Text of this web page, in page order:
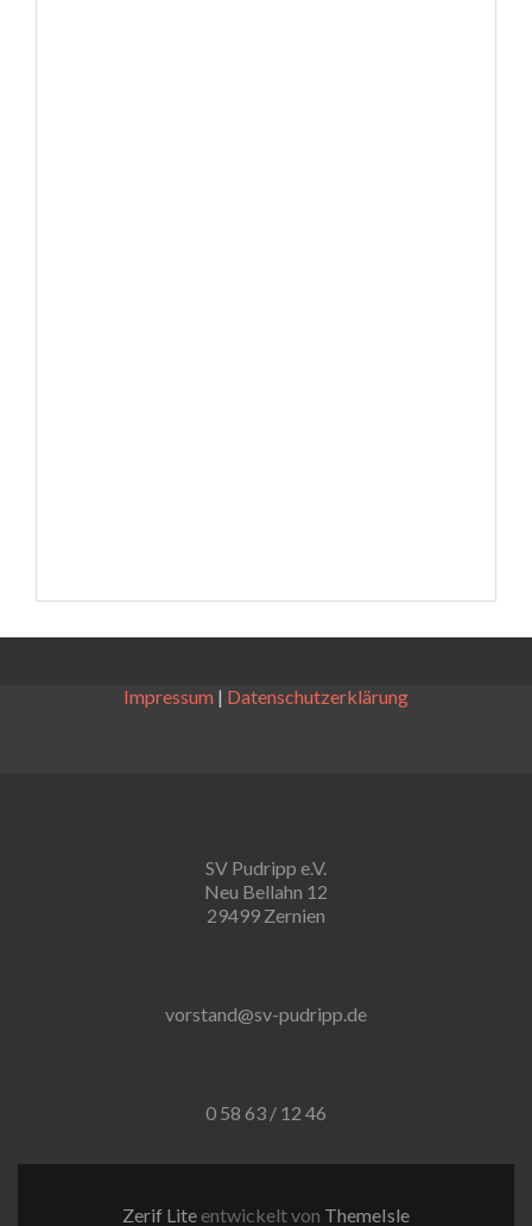
Impressum | Datenschutzerklärung
SV Pudripp e.V.
Neu Bellahn 12
29499 Zernien
vorstand@sv-pudripp.de
0 58 63 / 12 46
Zerif Lite entwickelt von ThemeIsle